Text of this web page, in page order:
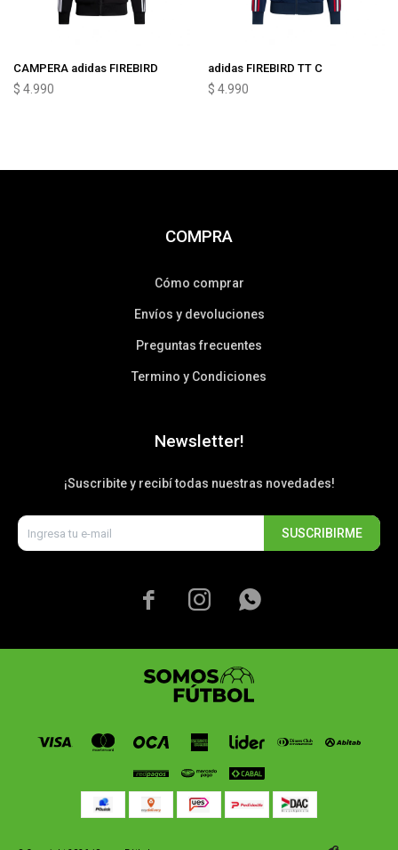
CAMPERA adidas FIREBIRD
$ 4.990
adidas FIREBIRD TT C
$ 4.990
COMPRA
Cómo comprar
Envíos y devoluciones
Preguntas frecuentes
Termino y Condiciones
Newsletter!
¡Suscribite y recibí todas nuestras novedades!
SUSCRIBIRME
  